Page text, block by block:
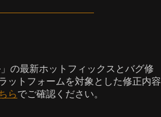
の最新ホットフィックスとバグ修
ットフォームを対象とした修正内容
らでご確認ください。